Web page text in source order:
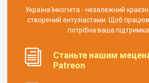
Україна Інкогніта - незалежний
створений ентузіастами. Щоб
потрібна ваша
Станьте нашим
Patreon